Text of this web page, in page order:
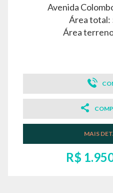
Avenida
Área total:
Área
MAIS
R$